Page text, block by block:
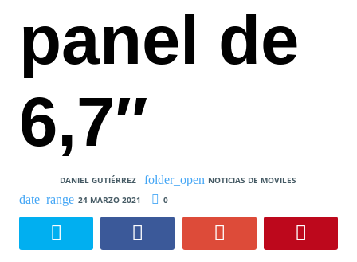
panel de
6,7″
DANIEL GUTIÉRREZ
NOTICIAS DE MOVILES
24 MARZO 2021
0